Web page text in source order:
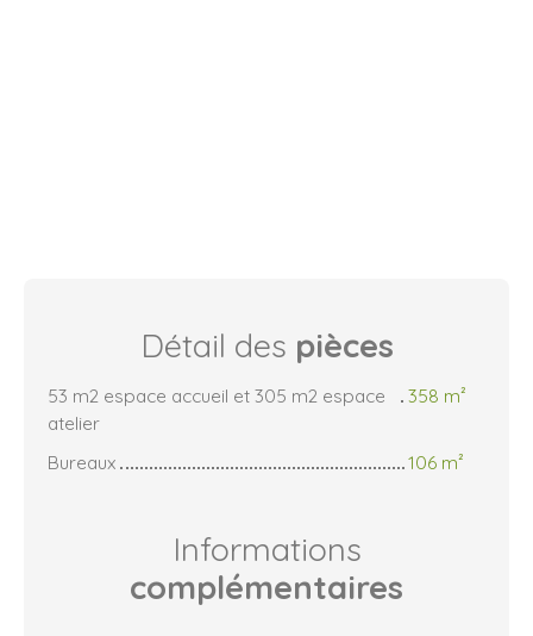
Détail des pièces
53 m2 espace accueil et 305 m2 espace
atelier
358 m²
Bureaux 106 m²
Informations
complémentaires